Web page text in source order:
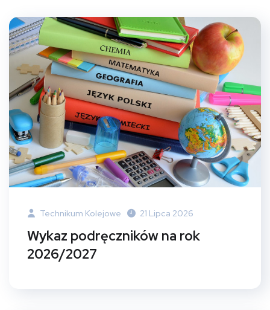
Technikum Kolejowe 21 Lipca 2026
Wykaz podręczników na rok
2026/2027